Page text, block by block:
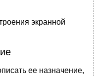
экранной
ее назначение,